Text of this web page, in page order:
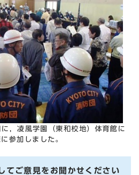
，凌風学園（東和校地）体育館に
参加しました。
てご意見をお聞かせください